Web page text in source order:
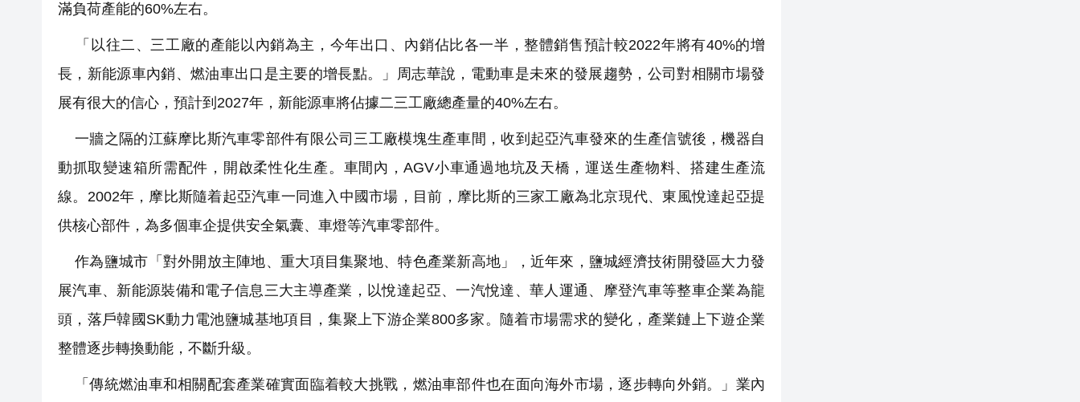
滿負荷產能的60%左右。
「以往二、三工廠的產能以內銷為主，今年出口、內銷佔比各一半，整體銷售預計較2022年將有40%的增
長，新能源車內銷、燃油車出口是主要的增長點。」周志華說，電動車是未來的發展趨勢，公司對相關市場發
展有很大的信心，預計到2027年，新能源車將佔據二三工廠總產量的40%左右。
一牆之隔的江蘇摩比斯汽車零部件有限公司三工廠模塊生產車間，收到起亞汽車發來的生產信號後，機器自
動抓取變速箱所需配件，開啟柔性化生產。車間內，AGV小車通過地坑及天橋，運送生產物料、搭建生產流
線。2002年，摩比斯隨着起亞汽車一同進入中國市場，目前，摩比斯的三家工廠為北京現代、東風悅達起亞提
供核心部件，為多個車企提供安全氣囊、車燈等汽車零部件。
作為鹽城市「對外開放主陣地、重大項目集聚地、特色產業新高地」，近年來，鹽城經濟技術開發區大力發
展汽車、新能源裝備和電子信息三大主導產業，以悅達起亞、一汽悅達、華人運通、摩登汽車等整車企業為龍
頭，落戶韓國SK動力電池鹽城基地項目，集聚上下游企業800多家。隨着市場需求的變化，產業鏈上下遊企業
整體逐步轉換動能，不斷升級。
「傳統燃油車和相關配套產業確實面臨着較大挑戰，燃油車部件也在面向海外市場，逐步轉向外銷。」業內